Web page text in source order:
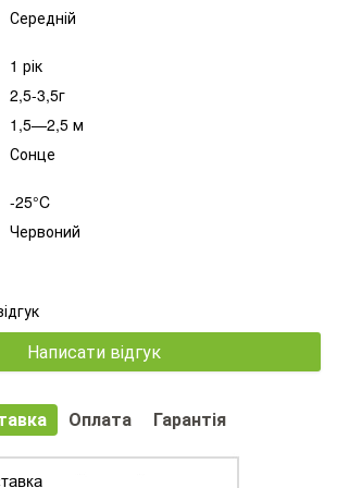
Середній
1 рік
2,5-3,5г
1,5—2,5 м
Сонце
-25°C
Червоний
Написати відгук
Оплата Гарантія